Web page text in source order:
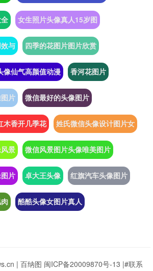
女生照片头像真人15岁图
与 四季的花图片图片欣赏
像仙气高颜值动漫 香河花图片
片 微信最好的头像图片
木香开几季花 姓氏微信头像设计图片女
景 微信风景图片头像唯美图片
片 卓大王头像 红旗汽车头像图片
酷酷头像女图片真人
| 百纳图 闽ICP备20009870号-13 |#联系